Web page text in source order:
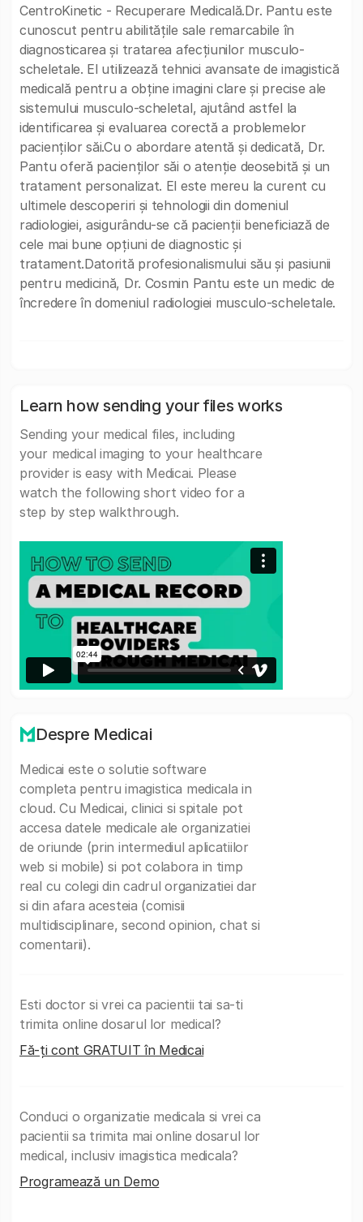
CentroKinetic - Recuperare Medicală.Dr. Pantu este
cunoscut pentru abilitățile sale remarcabile în
diagnosticarea și tratarea afecțiunilor musculo-
scheletale. El utilizează tehnici avansate de imagistică
medicală pentru a obține imagini clare și precise ale
sistemului musculo-scheletal, ajutând astfel la
identificarea și evaluarea corectă a problemelor
pacienților săi.Cu o abordare atentă și dedicată, Dr.
Pantu oferă pacienților săi o atenție deosebită și un
tratament personalizat. El este mereu la curent cu
ultimele descoperiri și tehnologii din domeniul
radiologiei, asigurându-se că pacienții beneficiază de
cele mai bune opțiuni de diagnostic și
tratament.Datorită profesionalismului său și pasiunii
pentru medicină, Dr. Cosmin Pantu este un medic de
încredere în domeniul radiologiei musculo-scheletale.
Learn how sending your files works
Sending your medical files, including
your medical imaging to your healthcare
provider is easy with Medicai. Please
watch the following short video for a
step by step walkthrough.
Despre Medicai
Medicai este o solutie software
completa pentru imagistica medicala in
cloud. Cu Medicai, clinici si spitale pot
accesa datele medicale ale organizatiei
de oriunde (prin intermediul aplicatiilor
web si mobile) si pot colabora in timp
real cu colegi din cadrul organizatiei dar
si din afara acesteia (comisii
multidisciplinare, second opinion, chat si
comentarii).
Esti doctor si vrei ca pacientii tai sa-ti
trimita online dosarul lor medical?
Fă-ți cont GRATUIT în Medicai
Conduci o organizatie medicala si vrei ca
pacientii sa trimita mai online dosarul lor
medical, inclusiv imagistica medicala?
Programează un Demo